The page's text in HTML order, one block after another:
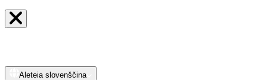
Aleteia slovenščina